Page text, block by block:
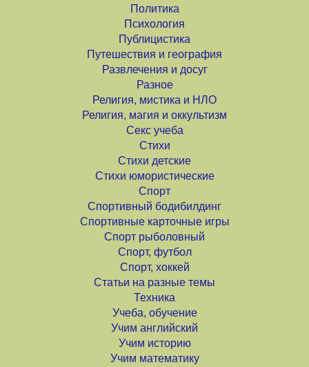
Политика
Психология
Публицистика
Путешествия и география
Развлечения и досуг
Разное
Религия, мистика и НЛО
Религия, магия и оккультизм
Секс учеба
Стихи
Стихи детские
Стихи юмористические
Спорт
Спортивный бодибилдинг
Спортивные карточные игры
Спорт рыболовный
Спорт, футбол
Спорт, хоккей
Статьи на разные темы
Техника
Учеба, обучение
Учим английский
Учим историю
Учим математику